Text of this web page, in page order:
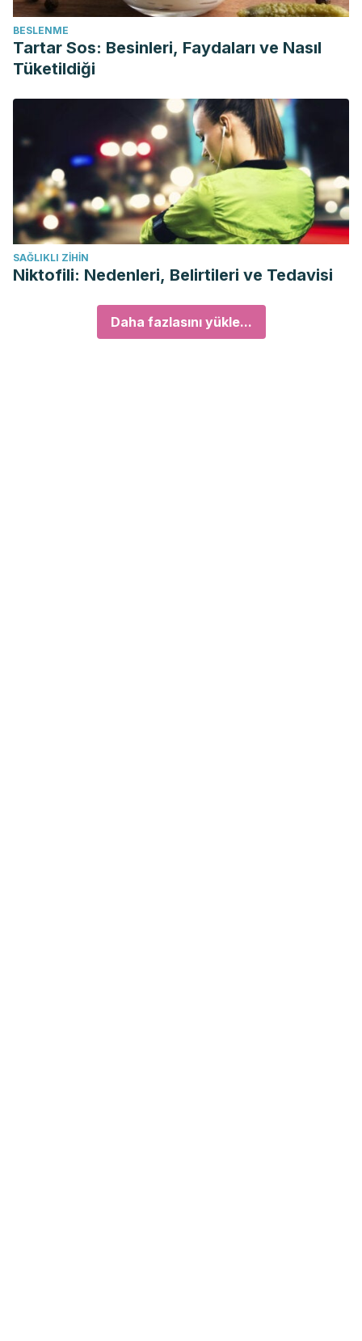
BESLENME
Tartar Sos: Besinleri, Faydaları ve Nasıl
Tüketildiği
SAĞLIKLI ZIHIN
Niktofili: Nedenleri, Belirtileri ve Tedavisi
Daha fazlasını yükle...